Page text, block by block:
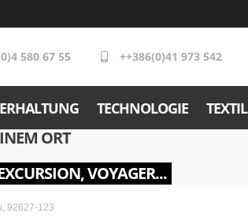
580 67 55 ++386(0)41 973 542
TECHNOLOGIE TEXTIL
ORT
VOYAGER...
92627-123